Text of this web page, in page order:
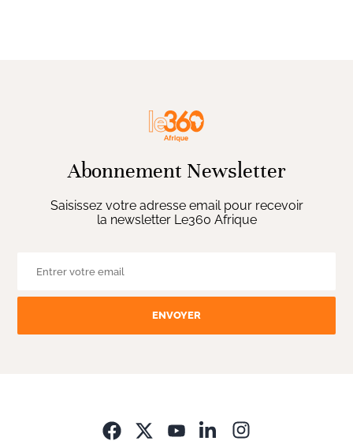
Abonnement Newsletter
Saisissez votre adresse email pour recevoir
la newsletter Le360 Afrique
ENVOYER